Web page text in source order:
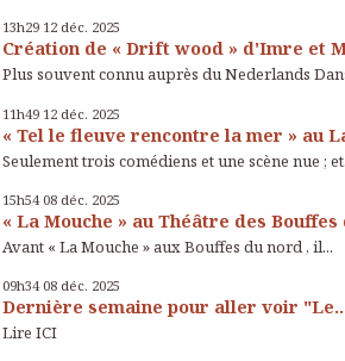
13h29 12 déc. 2025
Création de « Drift wood » d'Imre et
Plus souvent connu auprès du Nederlands
11h49 12 déc. 2025
« Tel le fleuve rencontre la mer » au
Seulement trois comédiens et une scène nue ;
15h54 08 déc. 2025
« La Mouche » au Théâtre des
Avant « La Mouche » aux Bouffes du nord , il...
09h34 08 déc. 2025
Dernière semaine pour aller voir
Lire ICI